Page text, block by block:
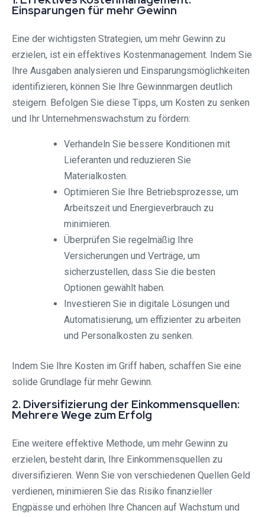
Einsparungen für mehr Gewinn
Eine der wichtigsten Strategien, um mehr Gewinn zu
erzielen, ist ein effektives Kostenmanagement. Indem Sie
Ihre Ausgaben analysieren und Einsparungsmöglichkeiten
identifizieren, können Sie Ihre Gewinnmargen deutlich
steigern. Befolgen Sie diese Tipps, um Kosten zu senken
und Ihr Unternehmenswachstum zu fördern:
Verhandeln Sie bessere Konditionen mit
Lieferanten und reduzieren Sie
Materialkosten.
Optimieren Sie Ihre Betriebsprozesse, um
Arbeitszeit und Energieverbrauch zu
minimieren.
Überprüfen Sie regelmäßig Ihre
Versicherungen und Verträge, um
sicherzustellen, dass Sie die besten
Optionen gewählt haben.
Investieren Sie in digitale Lösungen und
Automatisierung, um effizienter zu arbeiten
und Personalkosten zu senken.
Indem Sie Ihre Kosten im Griff haben, schaffen Sie eine
solide Grundlage für mehr Gewinn.
2. Diversifizierung der Einkommensquellen:
Mehrere Wege zum Erfolg
Eine weitere effektive Methode, um mehr Gewinn zu
erzielen, besteht darin, Ihre Einkommensquellen zu
diversifizieren. Wenn Sie von verschiedenen Quellen Geld
verdienen, minimieren Sie das Risiko finanzieller
Engpässe und erhöhen Ihre Chancen auf Wachstum und